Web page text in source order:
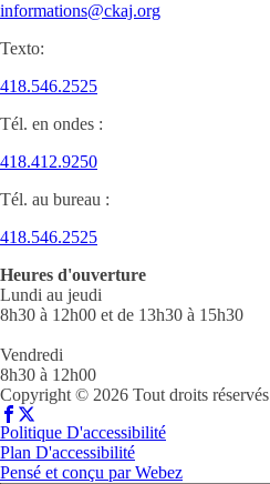
informations@ckaj.org
Texto:
418.546.2525
Tél. en ondes :
418.412.9250
Tél. au bureau :
418.546.2525
Heures d'ouverture
Lundi au jeudi
8h30 à 12h00 et de 13h30 à 15h30
Vendredi
8h30 à 12h00
Copyright © 2026 Tout droits réservés
Politique D'accessibilité
Plan D'accessibilité
Pensé et conçu parWebez